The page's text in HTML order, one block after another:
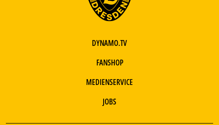
DYNAMO.TV
FANSHOP
MEDIENSERVICE
JOBS